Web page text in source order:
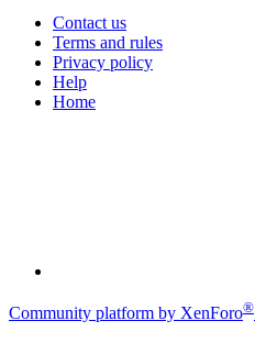
Contact us
Terms and rules
Privacy policy
Help
Home
Community platform by XenForo®